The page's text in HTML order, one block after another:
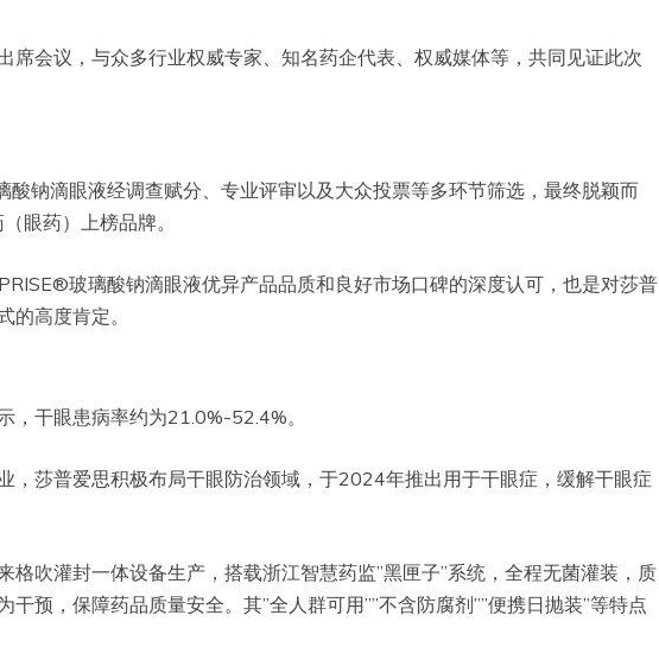
席会议，与众多行业权威专家、知名药企代表、权威媒体等，共同见证此次
钠滴眼液经调查赋分、专业评审以及大众投票等多环节筛选，最终脱颖而
眼药）上榜品牌。
玻璃酸钠滴眼液优异产品品质和良好市场口碑的深度认可，也是对莎普
的高度肯定。
，干眼患病率约为21.0%-52.4%。
，莎普爱思积极布局干眼防治领域，于2024年推出用于干眼症，缓解干眼症
格吹灌封一体设备生产，搭载浙江智慧药监”黑匣子”系统，全程无菌灌装，质
预，保障药品质量安全。其”全人群可用””不含防腐剂””便携日抛装”等特点